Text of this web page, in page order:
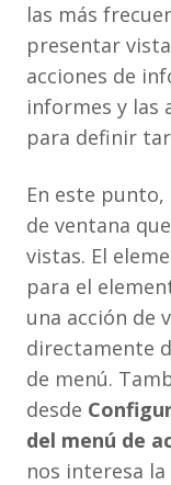
las más
presentar
acciones de
informes y las
para definir
En este punto,
de ventana
vistas. El
para el
una acción de
directamente
de menú.
desde
del menú de
nos interesa